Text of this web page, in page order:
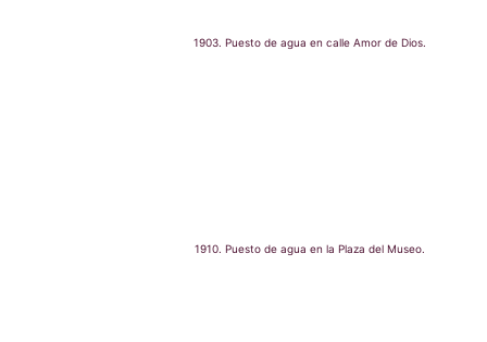
1903. Puesto de agua en calle Amor de Dios.
1910. Puesto de agua en la Plaza del Museo.